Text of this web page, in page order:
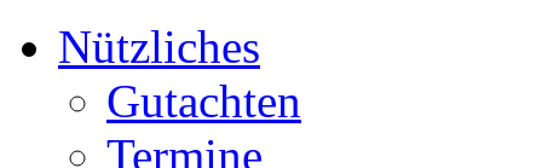
Nützliches
Gutachten
Termine